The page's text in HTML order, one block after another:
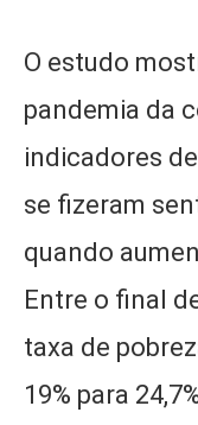
O estudo
pandemia da
indicadores
se fizeram
quando
Entre o final
taxa de
19% para